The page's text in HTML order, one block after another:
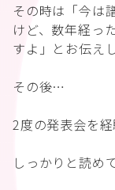
その時は「今は
けど、数年経っ
すよ」とお伝え
その後…
2度の発表会を経
しっかりと読め